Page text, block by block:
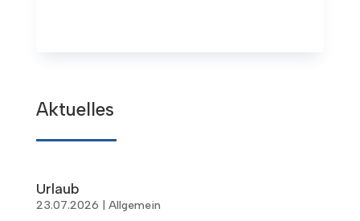
Aktuelles
Urlaub
23.07.2026
Allgemein